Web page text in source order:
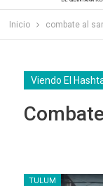
Inicio combate al
Viendo El
TULUM